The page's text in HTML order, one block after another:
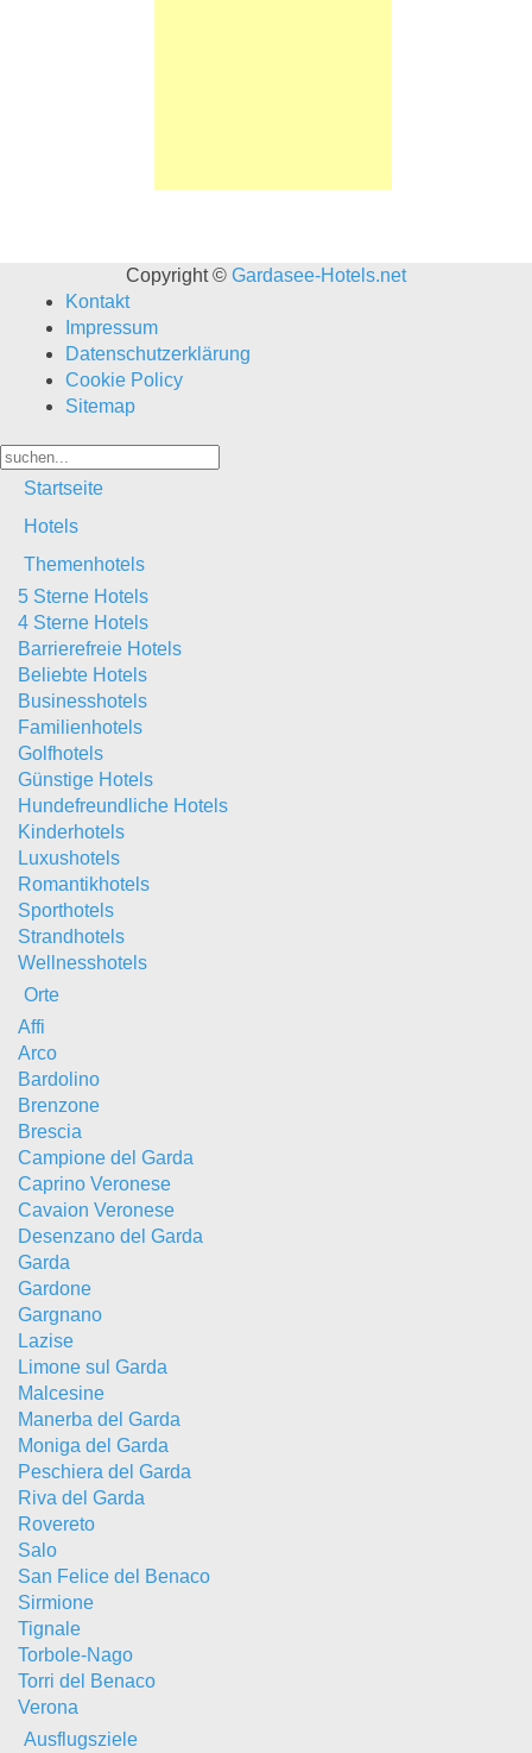
Copyright © Gardasee-Hotels.net
Kontakt
Impressum
Datenschutzerklärung
Cookie Policy
Sitemap
Startseite
Hotels
Themenhotels
5 Sterne Hotels
4 Sterne Hotels
Barrierefreie Hotels
Beliebte Hotels
Businesshotels
Familienhotels
Golfhotels
Günstige Hotels
Hundefreundliche Hotels
Kinderhotels
Luxushotels
Romantikhotels
Sporthotels
Strandhotels
Wellnesshotels
Orte
Affi
Arco
Bardolino
Brenzone
Brescia
Campione del Garda
Caprino Veronese
Cavaion Veronese
Desenzano del Garda
Garda
Gardone
Gargnano
Lazise
Limone sul Garda
Malcesine
Manerba del Garda
Moniga del Garda
Peschiera del Garda
Riva del Garda
Rovereto
Salo
San Felice del Benaco
Sirmione
Tignale
Torbole-Nago
Torri del Benaco
Verona
Ausflugsziele